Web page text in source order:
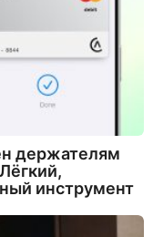
держателям
инструмент